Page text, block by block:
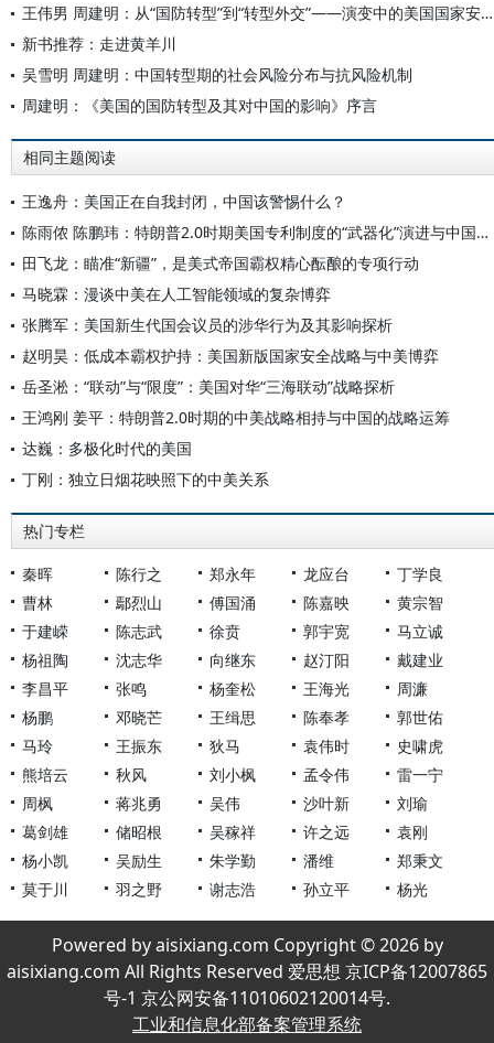
王伟男 周建明：从“国防转型”到“转型外交”——演变中的美国国家安全战略及其对中国的含义
新书推荐：走进黄羊川
吴雪明 周建明：中国转型期的社会风险分布与抗风险机制
周建明：《美国的国防转型及其对中国的影响》序言
相同主题阅读
王逸舟：美国正在自我封闭，中国该警惕什么？
陈雨侬 陈鹏玮：特朗普2.0时期美国专利制度的“武器化”演进与中国应对
田飞龙：瞄准“新疆”，是美式帝国霸权精心酝酿的专项行动
马晓霖：漫谈中美在人工智能领域的复杂博弈
张腾军：美国新生代国会议员的涉华行为及其影响探析
赵明昊：低成本霸权护持：美国新版国家安全战略与中美博弈
岳圣淞：“联动”与“限度”：美国对华“三海联动”战略探析
王鸿刚 姜平：特朗普2.0时期的中美战略相持与中国的战略运筹
达巍：多极化时代的美国
丁刚：独立日烟花映照下的中美关系
热门专栏
秦晖 陈行之 郑永年 龙应台
丁学良
曹林
鄢烈山 傅国涌 陈嘉映
黄宗智
于建嵘
陈志武 徐贲 郭宇宽
马立诚
杨祖陶
沈志华 向继东 赵汀阳
戴建业
李昌平
张鸣 杨奎松 王海光
周濂
杨鹏
邓晓芒 王缉思 陈奉孝
郭世佑
马玲
王振东 狄马 袁伟时
史啸虎
熊培云
秋风 刘小枫 孟令伟
雷一宁
周枫
蒋兆勇 吴伟 沙叶新
刘瑜
葛剑雄
储昭根 吴稼祥 许之远
袁刚
杨小凯
吴励生 朱学勤 潘维
郑秉文
莫于川
羽之野 谢志浩 孙立平 杨光
Powered by aisixiang.com Copyright © 2026 by
aisixiang.com All Rights Reserved 爱思想 京ICP备12007865
号-1 京公网安备11010602120014号.
工业和信息化部备案管理系统